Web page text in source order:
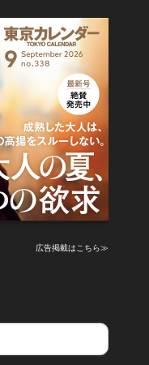
広告掲載はこちら≫